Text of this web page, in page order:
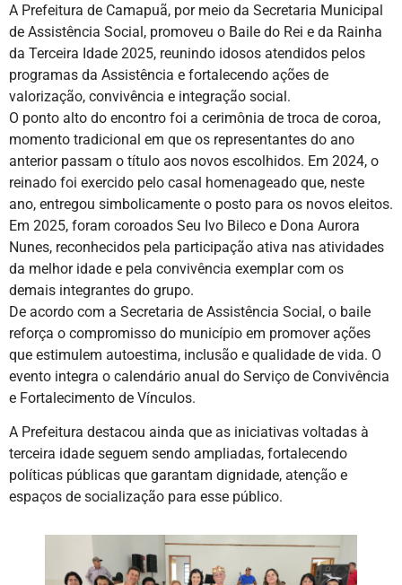
A Prefeitura de Camapuã, por meio da Secretaria Municipal
de Assistência Social, promoveu o Baile do Rei e da Rainha
da Terceira Idade 2025, reunindo idosos atendidos pelos
programas da Assistência e fortalecendo ações de
valorização, convivência e integração social.
O ponto alto do encontro foi a cerimônia de troca de coroa,
momento tradicional em que os representantes do ano
anterior passam o título aos novos escolhidos. Em 2024, o
reinado foi exercido pelo casal homenageado que, neste
ano, entregou simbolicamente o posto para os novos eleitos.
Em 2025, foram coroados Seu Ivo Bileco e Dona Aurora
Nunes, reconhecidos pela participação ativa nas atividades
da melhor idade e pela convivência exemplar com os
demais integrantes do grupo.
De acordo com a Secretaria de Assistência Social, o baile
reforça o compromisso do município em promover ações
que estimulem autoestima, inclusão e qualidade de vida. O
evento integra o calendário anual do Serviço de Convivência
e Fortalecimento de Vínculos.
A Prefeitura destacou ainda que as iniciativas voltadas à
terceira idade seguem sendo ampliadas, fortalecendo
políticas públicas que garantam dignidade, atenção e
espaços de socialização para esse público.